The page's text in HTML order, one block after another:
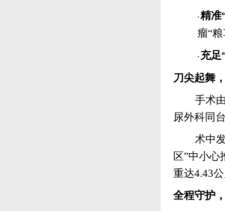
· 精准
瘤“
· 充足
刀尖起舞
手术
尿外科同
术中
区”中小
重达4.43
全程守护